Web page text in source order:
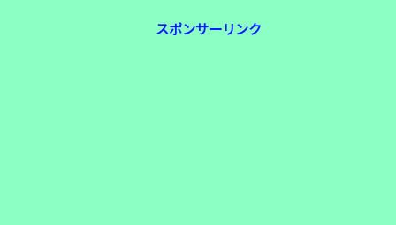
スポンサーリンク